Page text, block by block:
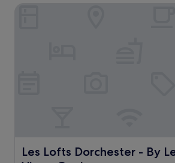
Les Lofts Dorchester - By
Les Lofts Dorchester - By Les Lofts